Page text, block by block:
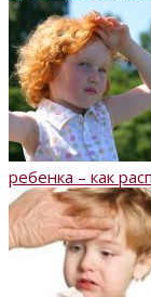
ребенка – как